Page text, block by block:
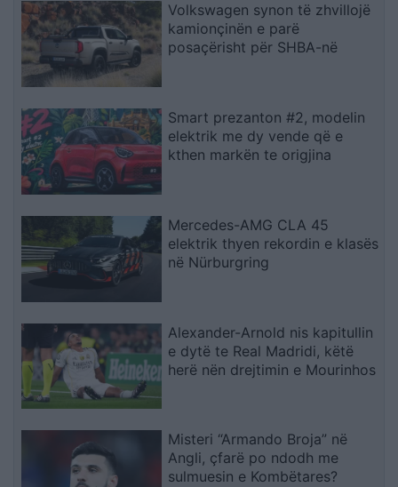
Volkswagen synon të zhvillojë
kamionçinën e parë
posaçërisht për SHBA-në
Smart prezanton #2, modelin
elektrik me dy vende që e
kthen markën te origjina
Mercedes-AMG CLA 45
elektrik thyen rekordin e klasës
në Nürburgring
Alexander-Arnold nis kapitullin
e dytë te Real Madridi, këtë
herë nën drejtimin e Mourinhos
Misteri “Armando Broja” në
Angli, çfarë po ndodh me
sulmuesin e Kombëtares?